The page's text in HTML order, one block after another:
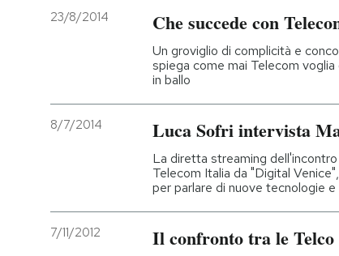
23/8/2014 Che succede con
Un groviglio di complicità e
spiega come mai Telecom
in ballo
8/7/2014 Luca Sofri intervista
La diretta streaming
Telecom Italia da "Digital
per parlare di nuove tecnologie e
7/11/2012 Il confronto tra le